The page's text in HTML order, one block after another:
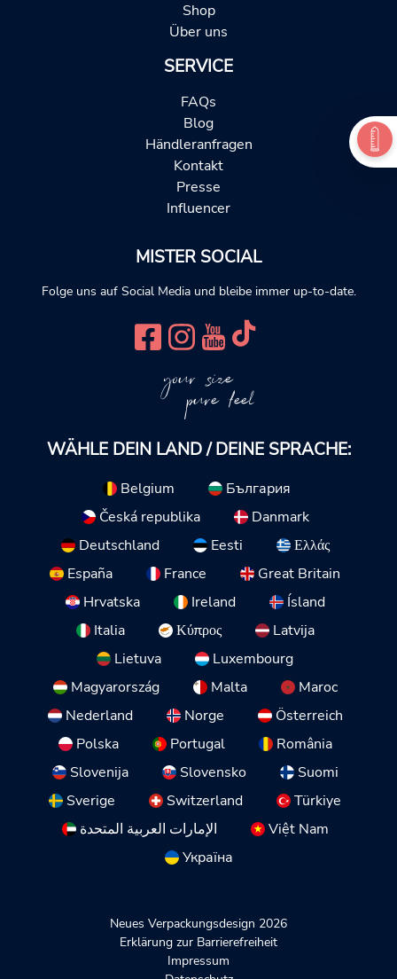
Shop
Über uns
SERVICE
FAQs
Blog
Händleranfragen
Kontakt
Presse
Influencer
MISTER SOCIAL
Folge uns auf Social Media und bleibe immer up-to-date.
your size
pure feel
WÄHLE DEIN LAND / DEINE SPRACHE:
Belgium
България
Česká republika
Danmark
Deutschland
Eesti
Ελλάς
España
France
Great Britain
Hrvatska
Ireland
Ísland
Italia
Κύπρος
Latvija
Lietuva
Luxembourg
Magyarország
Malta
Maroc
Nederland
Norge
Österreich
Polska
Portugal
România
Slovenija
Slovensko
Suomi
Sverige
Switzerland
Türkiye
الإمارات العربية المتحدة
Việt Nam
Україна
Neues Verpackungsdesign 2026
Erklärung zur Barrierefreiheit
Impressum